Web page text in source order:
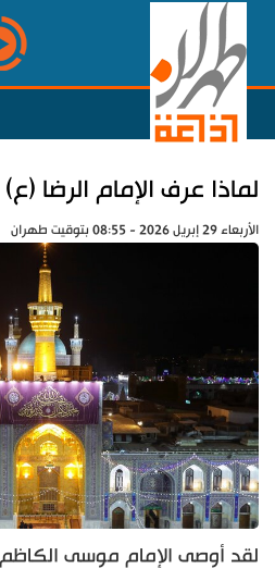
لماذا عرف الإمام الرضا
الأربعاء 29 إبريل 2026 - 08:55 بتوقيت طهران
لقد أوصى الإمام موسى الكاظم